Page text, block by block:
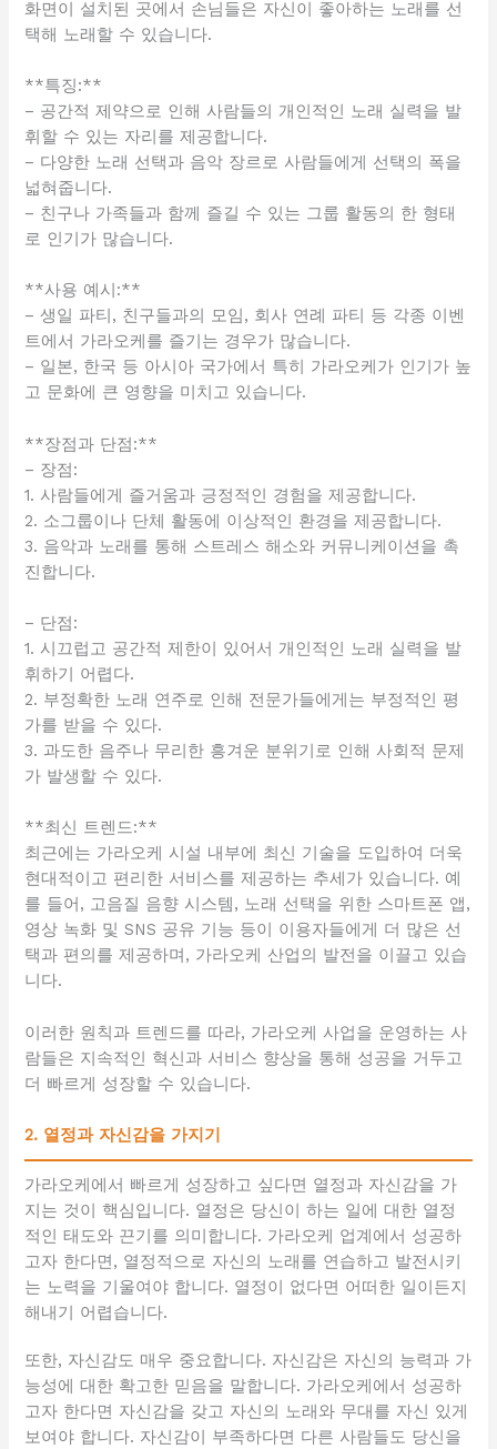
화면이 설치된 곳에서 손님들은 자신이 좋아하는 노래를 선
택해 노래할 수 있습니다.
**특징:**
– 공간적 제약으로 인해 사람들의 개인적인 노래 실력을 발
휘할 수 있는 자리를 제공합니다.
– 다양한 노래 선택과 음악 장르로 사람들에게 선택의 폭을
넓혀줍니다.
– 친구나 가족들과 함께 즐길 수 있는 그룹 활동의 한 형태
로 인기가 많습니다.
**사용 예시:**
– 생일 파티, 친구들과의 모임, 회사 연례 파티 등 각종 이벤
트에서 가라오케를 즐기는 경우가 많습니다.
– 일본, 한국 등 아시아 국가에서 특히 가라오케가 인기가 높
고 문화에 큰 영향을 미치고 있습니다.
**장점과 단점:**
– 장점:
1. 사람들에게 즐거움과 긍정적인 경험을 제공합니다.
2. 소그룹이나 단체 활동에 이상적인 환경을 제공합니다.
3. 음악과 노래를 통해 스트레스 해소와 커뮤니케이션을 촉
진합니다.
– 단점:
1. 시끄럽고 공간적 제한이 있어서 개인적인 노래 실력을 발
휘하기 어렵다.
2. 부정확한 노래 연주로 인해 전문가들에게는 부정적인 평
가를 받을 수 있다.
3. 과도한 음주나 무리한 흥겨운 분위기로 인해 사회적 문제
가 발생할 수 있다.
**최신 트렌드:**
최근에는 가라오케 시설 내부에 최신 기술을 도입하여 더욱
현대적이고 편리한 서비스를 제공하는 추세가 있습니다. 예
를 들어, 고음질 음향 시스템, 노래 선택을 위한 스마트폰 앱,
영상 녹화 및 SNS 공유 기능 등이 이용자들에게 더 많은 선
택과 편의를 제공하며, 가라오케 산업의 발전을 이끌고 있습
니다.
이러한 원칙과 트렌드를 따라, 가라오케 사업을 운영하는 사
람들은 지속적인 혁신과 서비스 향상을 통해 성공을 거두고
더 빠르게 성장할 수 있습니다.
2. 열정과 자신감을 가지기
가라오케에서 빠르게 성장하고 싶다면 열정과 자신감을 가
지는 것이 핵심입니다. 열정은 당신이 하는 일에 대한 열정
적인 태도와 끈기를 의미합니다. 가라오케 업계에서 성공하
고자 한다면, 열정적으로 자신의 노래를 연습하고 발전시키
는 노력을 기울여야 합니다. 열정이 없다면 어떠한 일이든지
해내기 어렵습니다.
또한, 자신감도 매우 중요합니다. 자신감은 자신의 능력과 가
능성에 대한 확고한 믿음을 말합니다. 가라오케에서 성공하
고자 한다면 자신감을 갖고 자신의 노래와 무대를 자신 있게
보여야 합니다. 자신감이 부족하다면 다른 사람들도 당신을